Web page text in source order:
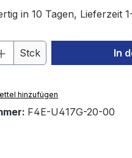
in 10 Tagen, Lieferzeit
Anzahl: Gib den
Stck In
hinzufügen
F4E-U417G-20-00